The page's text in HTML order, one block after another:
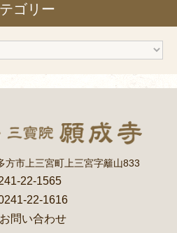
ゴリー
方市上三宮町上三宮字籬山833
22-1565
22-1616
お問い合わせ